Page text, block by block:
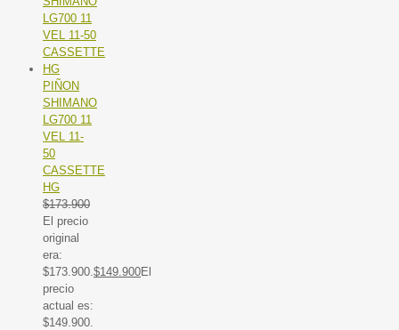
PIÑON
SHIMANO
LG700 11
VEL 11-
50
CASSETTE
HG
$173.900
El precio
original
era:
$173.900. $149.900El
precio
actual es:
$149.900.